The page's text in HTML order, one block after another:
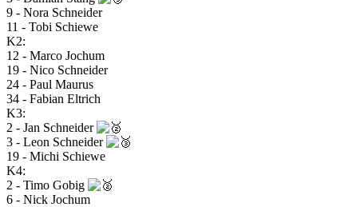
9 - Nora Schneider
11 - Tobi Schiewe
K2:
12 - Marco Jochum
19 - Nico Schneider
24 - Paul Maurus
34 - Fabian Eltrich
K3:
2 - Jan Schneider
3 - Leon Schneider
19 - Michi Schiewe
K4:
2 - Timo Gobig
6 - Nick Jochum